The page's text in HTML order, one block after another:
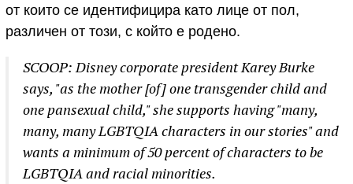
от които се идентифицира като лице от пол,
различен от този, с който е родено.
SCOOP: Disney corporate president Karey Burke
says, "as the mother [of] one transgender child and
one pansexual child," she supports having "many,
many, many LGBTQIA characters in our stories" and
wants a minimum of 50 percent of characters to be
LGBTQIA and racial minorities.